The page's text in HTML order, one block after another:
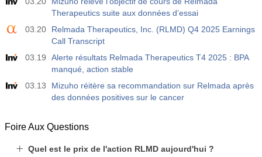
Therapeutics suite aux données d’essai
03.20
Relmada Therapeutics, Inc. (RLMD) Q4 2025 Earnings
Call Transcript
03.19
Alerte résultats Relmada Therapeutics T4 2025 : BPA
manqué, action stable
03.13
Mizuho réitère sa recommandation sur Relmada après
des données positives sur le cancer
Foire Aux Questions
Quel est le prix de l'action RLMD aujourd'hui ?